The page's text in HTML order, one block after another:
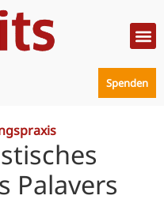
Spenden
Palavers